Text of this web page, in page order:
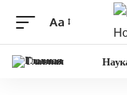
Изменение
Aa
Главная